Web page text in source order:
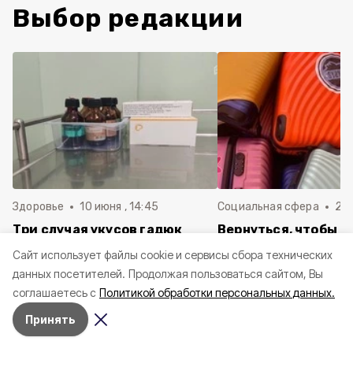
Cайт использует файлы cookie и сервисы сбора технических
данных посетителей. Продолжая пользоваться сайтом, Вы
соглашаетесь с Политикой обработки персональных данных.
Принять
Выбор редакции
Здоровье 10 июня , 14:45
Три случая укусов гадюк
Белгородской области с
начала года
Социальная сфера 20
Вернуться, чтобы
в Белгородскую
пять лет